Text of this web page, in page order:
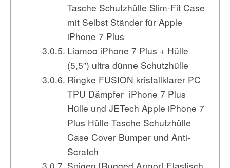
Tasche Schutzhülle Slim-Fit Case
mit Selbst Ständer für Apple
iPhone 7 Plus
Liamoo iPhone 7 Plus + Hülle
(5,5″) ultra dünne Schutzhülle
Ringke FUSION kristallklarer PC
TPU Dämpfer iPhone 7 Plus
Hülle und JETech Apple iPhone 7
Plus Hülle Tasche Schutzhülle
Case Cover Bumper und Anti-
Scratch